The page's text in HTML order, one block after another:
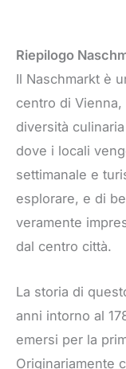
Riepilogo
Il Naschmarkt è
centro di
diversità
dove i locali
settimanale e
esplorare, e di
veramente
dal centro città.
La storia di
anni intorno al
emersi per la
Originariamente